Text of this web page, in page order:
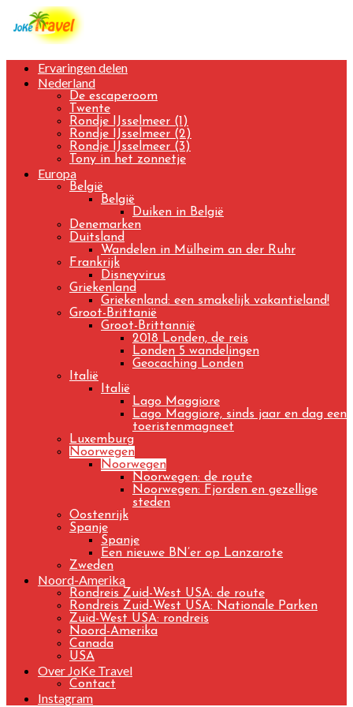
Ervaringen delen
Nederland
De escaperoom
Twente
Rondje IJsselmeer (1)
Rondje IJsselmeer (2)
Rondje IJsselmeer (3)
Tony in het zonnetje
Europa
België
België
Duiken in België
Denemarken
Duitsland
Wandelen in Mülheim an der Ruhr
Frankrijk
Disneyvirus
Griekenland
Griekenland: een smakelijk vakantieland!
Groot-Brittanië
Groot-Brittannië
2018 Londen, de reis
Londen 5 wandelingen
Geocaching Londen
Italië
Italië
Lago Maggiore
Lago Maggiore, sinds jaar en dag een
toeristenmagneet
Luxemburg
Noorwegen
Noorwegen
Noorwegen: de route
Noorwegen: Fjorden en gezellige
steden
Oostenrijk
Spanje
Spanje
Een nieuwe BN’er op Lanzarote
Zweden
Noord-Amerika
Rondreis Zuid-West USA: de route
Rondreis Zuid-West USA: Nationale Parken
Zuid-West USA: rondreis
Noord-Amerika
Canada
USA
Over JoKe Travel
Contact
Instagram